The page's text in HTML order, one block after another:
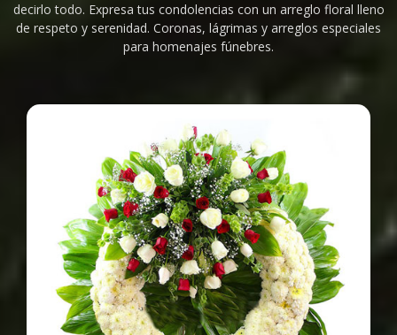
decirlo todo. Expresa tus condolencias con un arreglo floral lleno
de respeto y serenidad. Coronas, lágrimas y arreglos especiales
para homenajes fúnebres.